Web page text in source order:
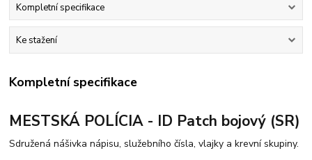
Kompletní specifikace
Ke stažení
Kompletní specifikace
MESTSKÁ POLÍCIA - ID Patch bojový (SR)
Sdružená nášivka nápisu, služebního čísla, vlajky a krevní skupiny.